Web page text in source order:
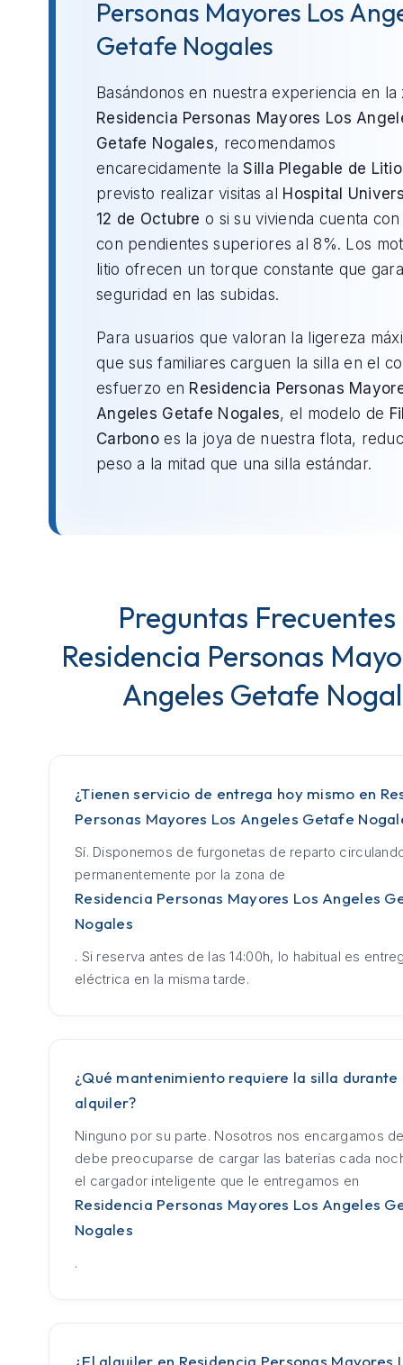
Personas Mayores Los
Getafe Nogales
Basándonos en nuestra experiencia en la
Residencia Personas Mayores Los
Getafe Nogales, recomendamos
encarecidamente laSilla Plegable de Litio
previsto realizar visitas al Hospital
12 de Octubre o si su vivienda cuenta
con pendientes superiores al 8%. Los
litio ofrecen un torque constante que
seguridad en las subidas.
Para usuarios que valoran la ligereza
que sus familiares carguen la silla en el
esfuerzo en Residencia Personas
Angeles Getafe Nogales, el modelo de
Carbono es la joya de nuestra flota,
peso a la mitad que una silla estándar.
Preguntas Frecuentes
Residencia Personas
Angeles Getafe
¿Tienen servicio de entrega hoy mismo en
Personas Mayores Los Angeles Getafe
Sí. Disponemos de furgonetas de reparto
permanentemente por la zona de
Residencia Personas Mayores Los Angeles
Nogales
. Si reserva antes de las 14:00h, lo habitual es
eléctrica en la misma tarde.
¿Qué mantenimiento requiere la silla durante
alquiler?
Ninguno por su parte. Nosotros nos encargamos
debe preocuparse de cargar las baterías cada
el cargador inteligente que le entregamos en
Residencia Personas Mayores Los Angeles
Nogales
.
¿El alquiler en Residencia Personas Mayores